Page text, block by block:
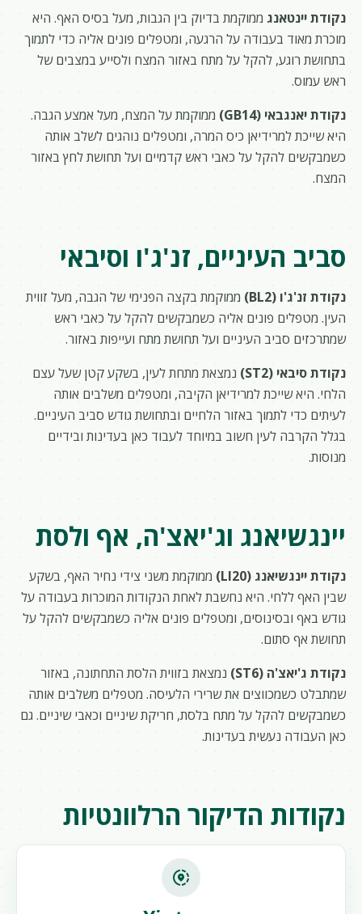
נקודת יינטאנג ממוקמת בדיוק בין הגבות, מעל בסיס האף. היא
מוכרת מאוד בעבודה על הרגעה, ומטפלים פונים אליה כדי לתמוך
בתחושת רוגע, להקל על מתח באזור המצח ולסייע במצבים של
ראש עמוס.
נקודת יאנגבאי (GB14)
ממוקמת על המצח, מעל אמצע הגבה.
היא שייכת למרידיאן כיס המרה, ומטפלים נוהגים לשלב אותה
כשמבקשים להקל על כאבי ראש קדמיים ועל תחושת לחץ באזור
המצח.
סביב העיניים, זנ'ג'ו וסיבאי
נקודת זנ'ג'ו (BL2)
ממוקמת בקצה הפנימי של הגבה, מעל זווית
העין. מטפלים פונים אליה כשמבקשים להקל על כאבי ראש
שמתרכזים סביב העיניים ועל תחושת מתח ועייפות באזור.
נקודת סיבאי (ST2)
נמצאת מתחת לעין, בשקע קטן שעל עצם
הלחי. היא שייכת למרידיאן הקיבה, ומטפלים משלבים אותה
לעיתים כדי לתמוך באזור הלחיים ובתחושת גודש סביב העיניים.
בגלל הקרבה לעין חשוב במיוחד לעבוד כאן בעדינות ובידיים
מנוסות.
יינגשיאנג וג'יאצ'ה, אף ולסת
נקודת יינגשיאנג (LI20)
ממוקמת משני צידי נחיר האף, בשקע
שבין האף ללחי. היא נחשבת לאחת הנקודות המוכרות בעבודה על
גודש באף ובסינוסים, ומטפלים פונים אליה כשמבקשים להקל על
תחושת אף סתום.
נקודת ג'יאצ'ה (ST6)
נמצאת בזווית הלסת התחתונה, באזור
שמתבלט כשמכווצים את שרירי הלעיסה. מטפלים משלבים אותה
כשמבקשים להקל על מתח בלסת, חריקת שיניים וכאבי שיניים. גם
כאן העבודה נעשית בעדינות.
נקודות הדיקור הרלוונטיות
share_location